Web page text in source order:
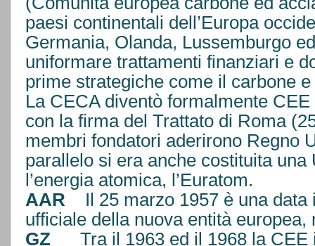
paesi continentali dell’Europa
Germania, Olanda, Lussemburgo
uniformare trattamenti finanziari e
prime strategiche come il carbone e
La CECA diventò formalmente
con la firma del Trattato di Roma
membri fondatori aderirono Regno
parallelo si era anche costituita
l’energia atomica, l’Euratom.
AAR
Il 25 marzo 1957 è una
ufficiale della nuova entità
GZ Tra il 1963 ed il 1968 la CEE